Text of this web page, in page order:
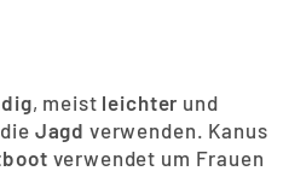
, meist leichter und
Jagd verwenden. Kanus
verwendet um Frauen